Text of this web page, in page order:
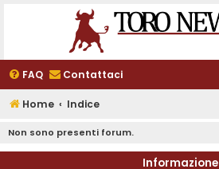
FAQ Contattaci
Home Indice
Non sono presenti forum.
Informazione